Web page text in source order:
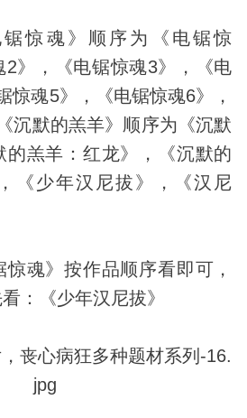
惊魂》顺序为《电锯惊
2》，《电锯惊魂3》，《电
惊魂5》，《电锯惊魂6》，
沉默的羔羊》顺序为《沉默
的羔羊：红龙》，《沉默的
《少年汉尼拔》，《汉尼
魂》按作品顺序看即可，
：《少年汉尼拔》